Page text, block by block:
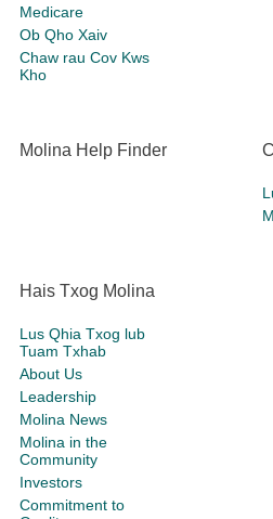
Medicare
Ob Qho Xaiv
Chaw rau Cov Kws
Kho
Molina Help Finder
Hais Txog Molina
Lus Qhia Txog lub
Tuam Txhab
About Us
Leadership
Molina News
Molina in the
Community
Investors
Commitment to